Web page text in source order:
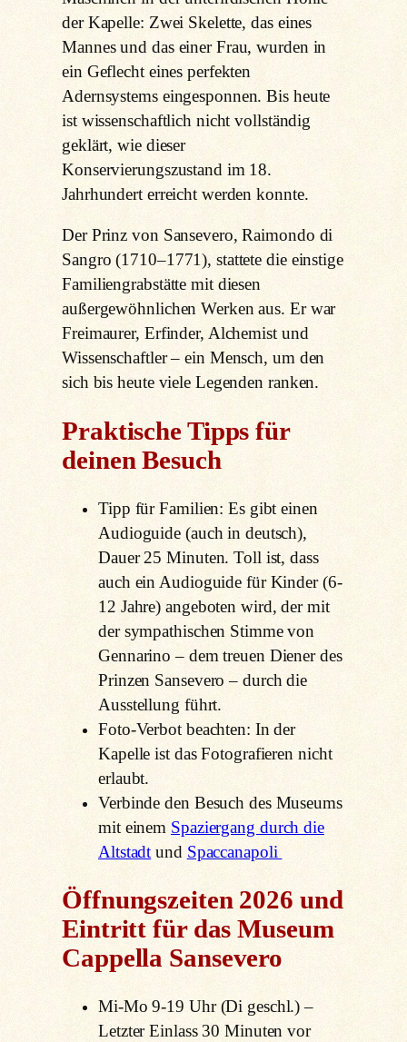
der Kapelle: Zwei Skelette, das eines
Mannes und das einer Frau, wurden in
ein Geflecht eines perfekten
Adernsystems eingesponnen. Bis heute
ist wissenschaftlich nicht vollständig
geklärt, wie dieser
Konservierungszustand im 18.
Jahrhundert erreicht werden konnte.
Der Prinz von Sansevero, Raimondo di
Sangro (1710–1771), stattete die einstige
Familiengrabstätte mit diesen
außergewöhnlichen Werken aus. Er war
Freimaurer, Erfinder, Alchemist und
Wissenschaftler – ein Mensch, um den
sich bis heute viele Legenden ranken.
Praktische Tipps für
deinen Besuch
Tipp für Familien: Es gibt einen
Audioguide (auch in deutsch),
Dauer 25 Minuten. Toll ist, dass
auch ein Audioguide für Kinder (6-
12 Jahre) angeboten wird, der mit
der sympathischen Stimme von
Gennarino – dem treuen Diener des
Prinzen Sansevero – durch die
Ausstellung führt.
Foto-Verbot beachten: In der
Kapelle ist das Fotografieren nicht
erlaubt.
Verbinde den Besuch des Museums
mit einem Spaziergang durch die
Altstadt und Spaccanapoli
Öffnungszeiten 2026 und
Eintritt für das Museum
Cappella Sansevero
Mi-Mo 9-19 Uhr (Di geschl.) –
Letzter Einlass 30 Minuten vor